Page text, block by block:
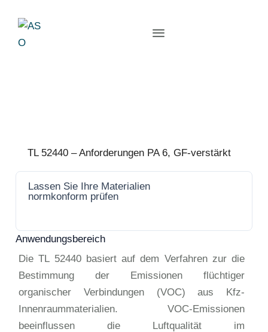
TL 52440 – Anforderungen PA 6, GF-verstärkt
Lassen Sie Ihre Materialien
normkonform prüfen
Anwendungsbereich
Die TL 52440 basiert auf dem Verfahren zur die
Bestimmung der Emissionen flüchtiger
organischer Verbindungen (VOC) aus Kfz-
Innenraummaterialien. VOC-Emissionen
beeinflussen die Luftqualität im